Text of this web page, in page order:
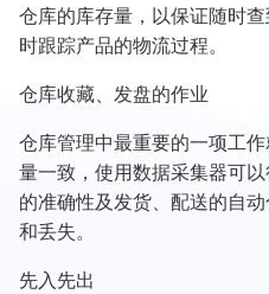
仓库的库存量，以保证随时
时跟踪产品的物流过程。
仓库收藏、发盘的作业
仓库管理中最重要的一项工
量一致，使用数据采集器可
的准确性及发货、配送的自
和丢失。
先入先出